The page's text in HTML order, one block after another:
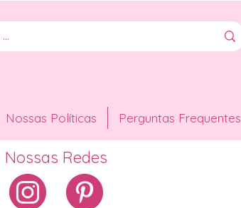
Nossas Políticas Perguntas Frequentes
Nossas Redes